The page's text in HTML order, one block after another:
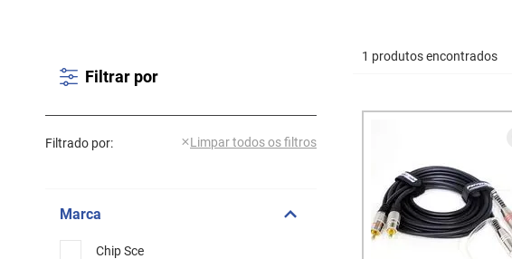
Filtrar por
Filtrado por:
Marca
Chip Sce
1 produtos encontrados